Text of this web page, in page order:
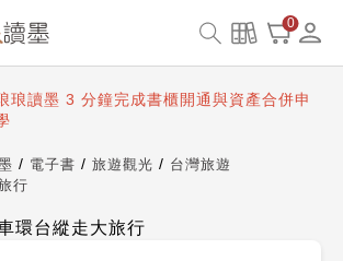
0
琅讀墨數位閱讀資產合併與書櫃開通申請
琅讀墨書櫃開通常見問題
琅讀墨 3 分鐘完成書櫃開通與資產合併申
琅讀墨數位閱讀資產合併與書櫃開通申請
電子書 旅遊觀光
台灣旅遊
行